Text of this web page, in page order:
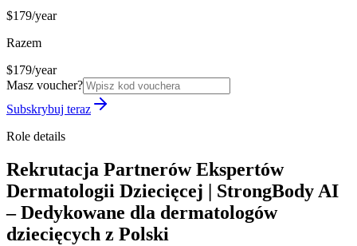
$179/year
Razem
$179/year
Masz voucher?
Subskrybuj teraz
Role details
Rekrutacja Partnerów Ekspertów
Dermatologii Dziecięcej | StrongBody AI
– Dedykowane dla dermatologów
dziecięcych z Polski